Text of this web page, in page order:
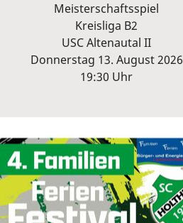
Meisterschaftsspiel
Kreisliga B2
USC Altenautal II
Donnerstag 13. August 2026
19:30 Uhr